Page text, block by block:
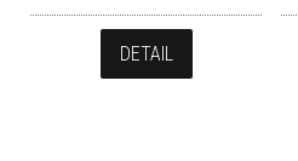
DETAIL